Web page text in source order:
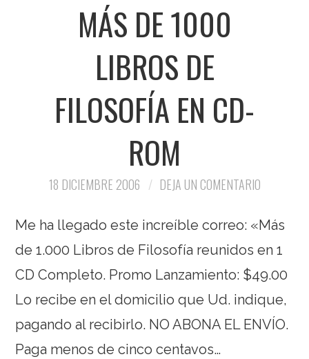
MÁS DE 1000
LIBROS DE
FILOSOFÍA EN CD-
ROM
18 DICIEMBRE 2006 DEJA UN COMENTARIO
Me ha llegado este increíble correo: «Más
de 1.000 Libros de Filosofía reunidos en 1
CD Completo. Promo Lanzamiento: $49.00
Lo recibe en el domicilio que Ud. indique,
pagando al recibirlo. NO ABONA EL ENVÍO.
Paga menos de cinco centavos…